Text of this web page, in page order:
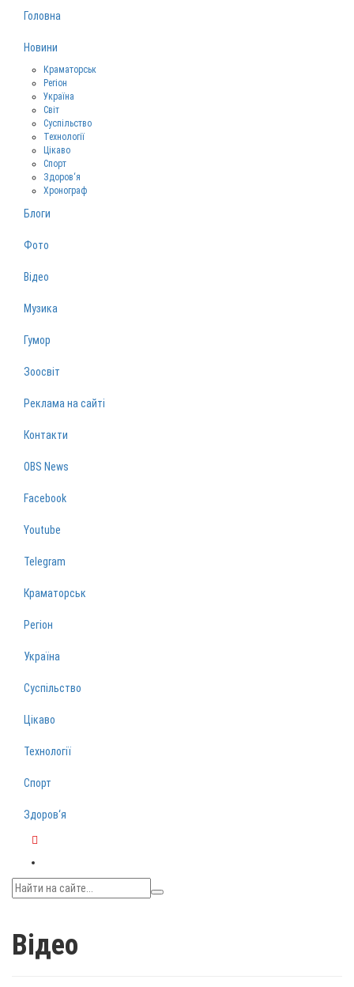
Головна
Новини
Краматорськ
Регіон
Україна
Світ
Суспільство
Технології
Цікаво
Спорт
Здоров‘я
Хронограф
Блоги
Фото
Відео
Музика
Гумор
Зоосвіт
Реклама на сайті
Контакти
OBS News
Facebook
Youtube
Telegram
Краматорськ
Регіон
Україна
Суспільство
Цікаво
Технології
Спорт
Здоров‘я
Відео